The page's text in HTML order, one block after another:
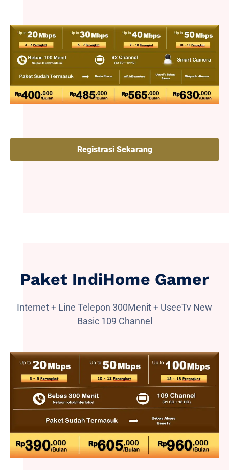
Registrasi Sekarang
Paket IndiHome Gamer
Internet + Line Telepon 300Menit + UseeTv New
Basic 109 Channel